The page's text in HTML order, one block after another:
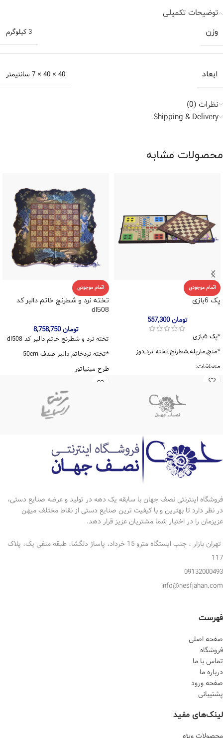
توضیحات تکمیلی
وزن 3 کیلوگرم
ابعاد 40 × 40 × 7 سانتیمتر
نظرات (0)
Shipping & Delivery
محصولات مشابه
اتمام موجودی
پک 6بازی
تومان557,300
*پک 6بازی
*منج,مارپله,شطرنج,تخته نرد,دوز
متعلغات:
*یک دست مهره ی تخته نرد لیزری و
*یک جفت تاس
اتمام موجودی
تخته نرد و شطرنج خاتم دالبر کد
dl508
تومان8,758,750
تخته نرد و شطرنج خاتم دالبر کد dl508
*تخته نردخاتم دالبر صدف 50cm
طرح مینیاتور
متعلقات:
*یک دست مهره ی تخته نرد خاتم
*یک جفت تاس طرح استخوان
فروشگاه اینترنتی نصف جهان با سابقه یک دهه در تولید و عرضه صنایع دستی،
در نظر دارد تا بهترین و با کیفیت ترین صنایع دستی از نقاط مختلف میهن
عزیزمان را در اختیار شما مشتریان عزیز قرار دهد.
تهران بازار ، جنب ایستگاه مترو 15 خرداد، پاساژ دلگشا، طبقه منفی یک، پلاک
117
09132000493
info@nesfjahan.com
فهرست
صفحه اصلی
فروشگاه
تماس با ما
درباره ما
صفحه ورود
پشتیبانی
لینک‌های مفید